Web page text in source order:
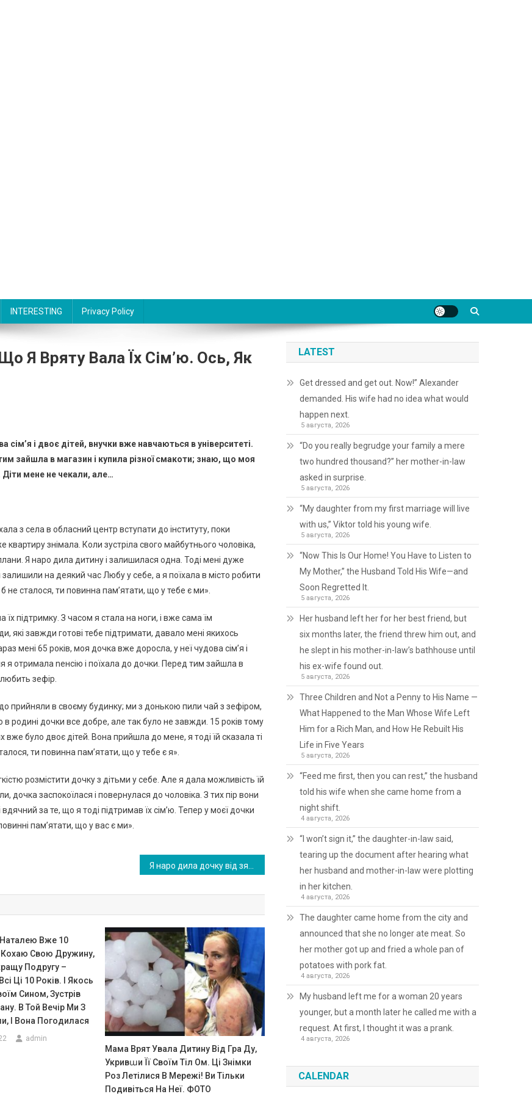
INTERESTING Privacy Policy
Я Вряту Вала Їх Сім’ю. Ось, Як
і двоє дітей, внучки вже навчаються в університеті.
зайшла в магазин і купила різної смакоти; знаю, що моя
мене не чекали, але…
з села в обласний центр вступати до інституту, поки
знімала. Коли зустріла свого майбутнього чоловіка,
Я наро дила дитину і залишилася одна. Тоді мені дуже
на деякий час Любу у себе, а я поїхала в місто робити
сталося, ти повинна пам’ятати, що у тебе є ми».
підтримку. З часом я стала на ноги, і вже сама їм
які завжди готові тебе підтримати, давало мені якихось
мені 65 років, моя дочка вже доросла, у неї чудова сім’я і
я отримала nенсію і поїхала до дочки. Перед тим зайшла в
зефір.
прийняли в своєму будинку; ми з донькою пили чай з зефіром,
родині дочки все добре, але так було не завжди. 15 років тому
було двоє дітей. Вона прийшла до мене, я тоді їй сказала ті
ти повинна пам’ятати, що у тебе є я».
розмістити дочку з дітьми у себе. Але я дала можливість їй
дочка заспокоїлася і повернулася до чоловіка. З тих пір вони
за те, що я тоді підтримав їх сім’ю. Тепер у моєї дочки
пам’ятати, що у вас є ми».
Вже 10
Кохаю Свою Дружину,
Подругу –
Ці 10 Років. І Якось
Сином, Зустрів
В Той Вечір Ми З
І Вона Погодилася
admin
Мама Врят Увала Дитину Від Гра Ду,
Укривաи Її Своїм Тіл Ом. Ці Знімки
Роз Летілися В Мережі! Ви Тільки
Подивіться На Неї. ФОТО
LATEST
Get dressed and get out. Now!” Alexander
demanded. His wife had no idea what would
happen next.
5 августа, 2026
“Do you really begrudge your family a mere
two hundred thousand?” her mother-in-law
asked in surprise.
5 августа, 2026
“My daughter from my first marriage will live
with us,” Viktor told his young wife.
5 августа, 2026
“Now This Is Our Home! You Have to Listen to
My Mother,” the Husband Told His Wife—and
Soon Regretted It.
5 августа, 2026
Her husband left her for her best friend, but
six months later, the friend threw him out, and
he slept in his mother-in-law’s bathhouse until
his ex-wife found out.
5 августа, 2026
Three Children and Not a Penny to His Name —
What Happened to the Man Whose Wife Left
Him for a Rich Man, and How He Rebuilt His
Life in Five Years
5 августа, 2026
“Feed me first, then you can rest,” the husband
told his wife when she came home from a
night shift.
4 августа, 2026
“I won’t sign it,” the daughter-in-law said,
tearing up the document after hearing what
her husband and mother-in-law were plotting
in her kitchen.
4 августа, 2026
The daughter came home from the city and
announced that she no longer ate meat. So
her mother got up and fried a whole pan of
potatoes with pork fat.
4 августа, 2026
My husband left me for a woman 20 years
younger, but a month later he called me with a
request. At first, I thought it was a prank.
4 августа, 2026
CALENDAR